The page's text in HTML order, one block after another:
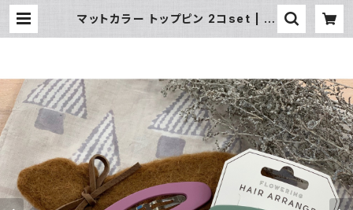
マットカラー トップピン 2コset | 暮